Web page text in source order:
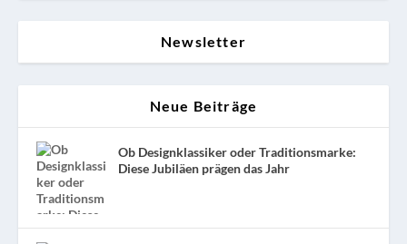
Newsletter
Neue Beiträge
Ob Designklassiker oder Traditionsmarke:
Diese Jubiläen prägen das Jahr